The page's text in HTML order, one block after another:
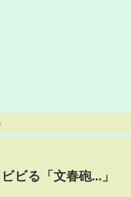
ビる「文春砲...」